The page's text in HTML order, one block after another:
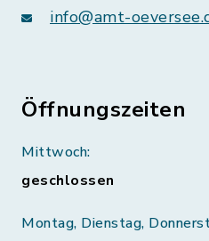
info@amt-
Öffnungszeiten
Mittwoch:
geschlossen
Montag, Dienstag,